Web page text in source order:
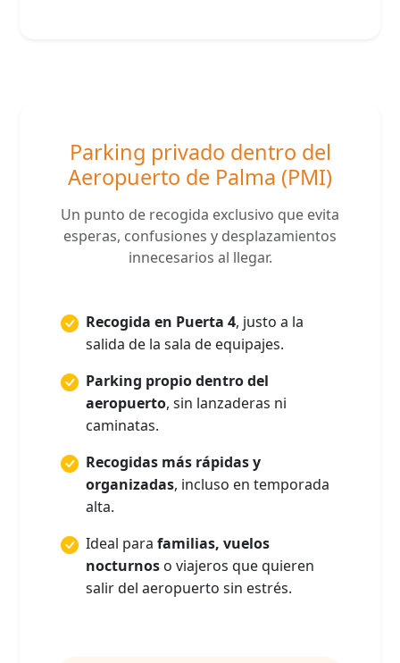
Parking privado dentro del
Aeropuerto de Palma (PMI)
Un punto de recogida exclusivo que evita
esperas, confusiones y desplazamientos
innecesarios al llegar.
Recogida en Puerta 4, justo a la
salida de la sala de equipajes.
Parking propio dentro del
aeropuerto, sin lanzaderas ni
caminatas.
Recogidas más rápidas y
organizadas, incluso en temporada
alta.
Ideal para familias, vuelos
nocturnos o viajeros que quieren
salir del aeropuerto sin estrés.